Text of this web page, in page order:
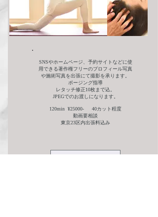
SNSやホームページ、予約サイトなどに使
用できる著作権フリーのプロフィール写真
や施術写真を出張にて撮影を承ります。
​ポージング指導
レタッチ修正10枚まで込。
JPEGでのお渡しになります。
120min ¥25000- 40カット程度
動画要相談
東京23区内出張料込み